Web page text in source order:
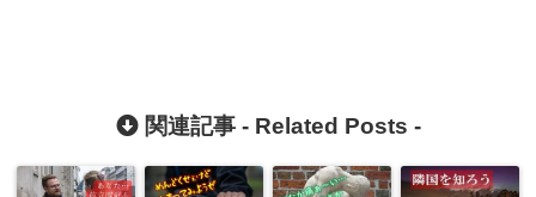
関連記事 - Related Posts -